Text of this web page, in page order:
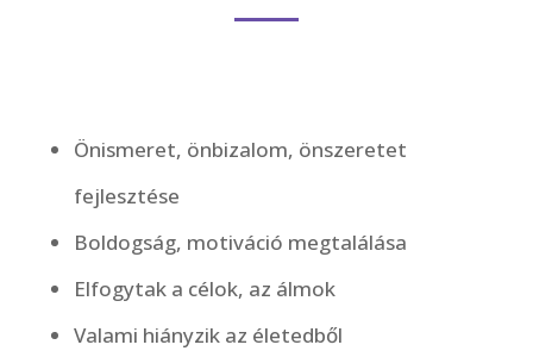
Önismeret, önbizalom, önszeretet
fejlesztése
Boldogság, motiváció megtalálása
Elfogytak a célok, az álmok
Valami hiányzik az életedből